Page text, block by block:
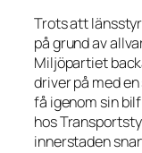
Trots att
på grund av
Miljöpartiet
driver på med
få igenom sin
hos
innerstaden